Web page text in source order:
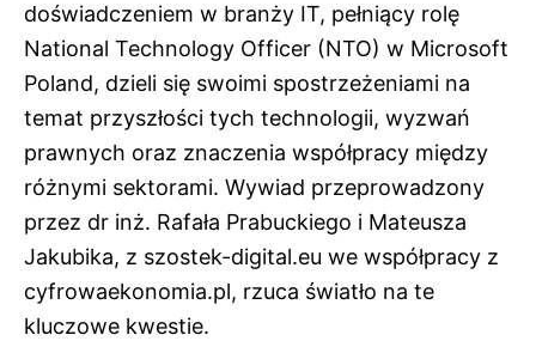
doświadczeniem w branży IT, pełniący rolę
National Technology Officer (NTO) w Microsoft
Poland, dzieli się swoimi spostrzeżeniami na
temat przyszłości tych technologii, wyzwań
prawnych oraz znaczenia współpracy między
różnymi sektorami. Wywiad przeprowadzony
przez dr inż. Rafała Prabuckiego i Mateusza
Jakubika, z szostek-digital.eu we współpracy z
cyfrowaekonomia.pl, rzuca światło na te
kluczowe kwestie.